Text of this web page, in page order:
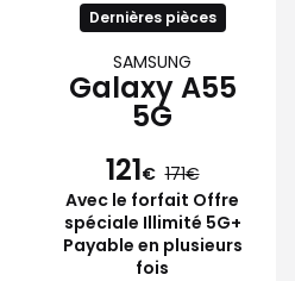
Dernières pièces
SAMSUNG
Galaxy A55
5G
121€ 171
Avec le forfait Offre
spéciale Illimité 5G+
Payable en plusieurs
fois